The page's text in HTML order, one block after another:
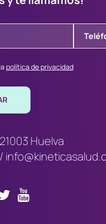
política de privacidad
Huelva
/